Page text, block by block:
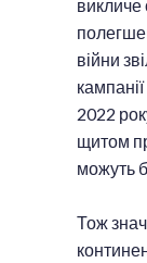
викличе
війни
2022
щитом
можуть
Тож